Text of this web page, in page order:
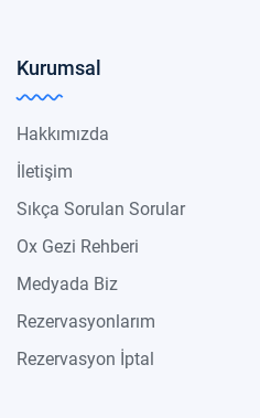
Kurumsal
Hakkımızda
İletişim
Sıkça Sorulan Sorular
Ox Gezi Rehberi
Medyada Biz
Rezervasyonlarım
Rezervasyon İptal